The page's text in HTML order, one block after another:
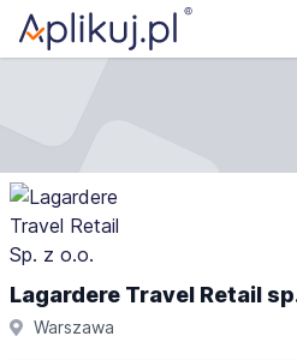
Lagardere Travel Retail
Warszawa